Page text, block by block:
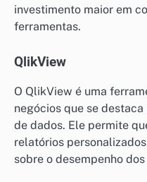
investimento maior em
ferramentas.
QlikView
O QlikView é uma
negócios que se
de dados. Ele permite
relatórios
sobre o desempenho